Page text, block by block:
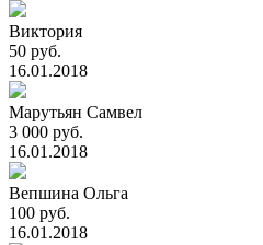
Виктория
50 руб.
16.01.2018
Марутьян Самвел
3 000 руб.
16.01.2018
Вепшина Ольга
100 руб.
16.01.2018